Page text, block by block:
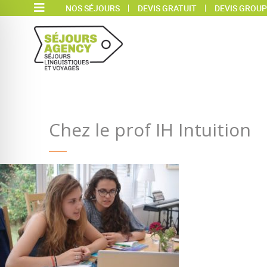
NOS SÉJOURS DEVIS GRATUIT DEVIS
Chez le prof IH Intuition